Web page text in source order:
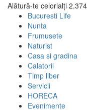
Alătură-te celorlalți
Bucuresti Life
Nunta
Frumusete
Naturist
Casa si gradina
Calatorii
Timp liber
Servicii
HORECA
Evenimente